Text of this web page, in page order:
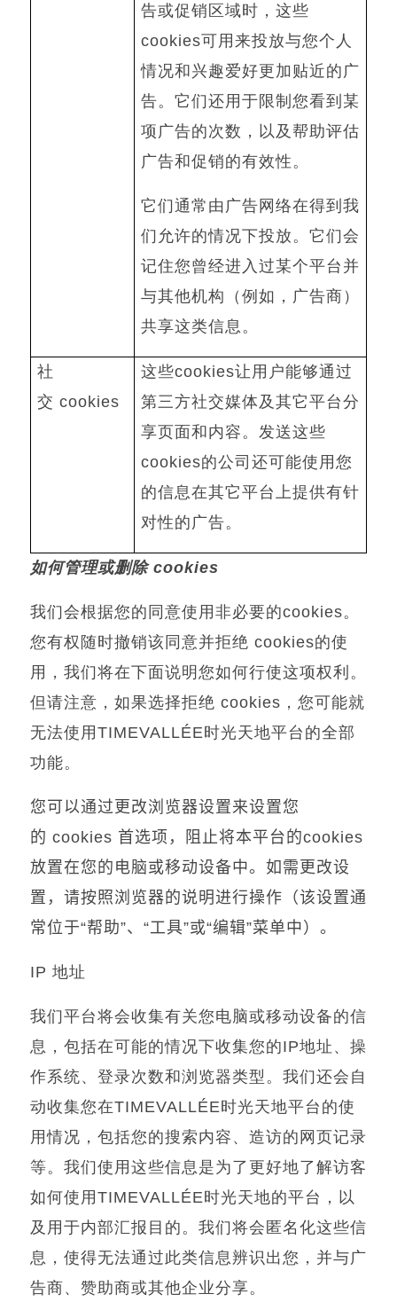
告或促销区域时，这些
cookies可用来投放与您个人
情况和兴趣爱好更加贴近的广
告。它们还用于限制您看到某
项广告的次数，以及帮助评估
广告和促销的有效性。
它们通常由广告网络在得到我
们允许的情况下投放。它们会
记住您曾经进入过某个平台并
与其他机构（例如，广告商）
共享这类信息。
社
交 cookies
这些cookies让用户能够通过
第三方社交媒体及其它平台分
享页面和内容。发送这些
cookies的公司还可能使用您
的信息在其它平台上提供有针
对性的广告。
如何管理或删除cookies
我们会根据您的同意使用非必要的cookies。
您有权随时撤销该同意并拒绝 cookies的使
用，我们将在下面说明您如何行使这项权利。
但请注意，如果选择拒绝 cookies ，您可能就
无法使用 TIMEVALLÉE时光天地平台的全部
功能。
您可以通过更改浏览器设置来设置您
的 cookies 首选项，阻止将本平台的cookies
放置在您的电脑或移动设备中。如需更改设
置，请按照浏览器的说明进行操作（该设置通
常位于“帮助”、 “工具”或“编辑”菜单中）。
IP 地址
我们平台将会收集有关您电脑或移动设备的信
息，包括在可能的情况下收集您的IP地址、操
作系统、登录次数和浏览器类型。我们还会自
动收集您在TIMEVALLÉE时光天地平台的使
用情况，包括您的搜索内容、造访的网页记录
等。我们使用这些信息是为了更好地了解访客
如何使用 TIMEVALLÉE时光天地的平台，以
及用于内部汇报目的。我们将会匿名化这些信
息，使得无法通过此类信息辨识出您，并与广
告商、赞助商或其他企业分享。